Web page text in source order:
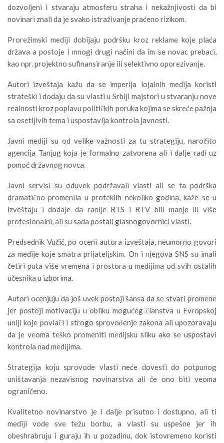
dozvoljeni i stvaraju atmosferu straha i nekažnjivosti da bi
novinari znali da je svako istraživanje praćeno rizikom.
Prorežimski mediji dobijaju podršku kroz reklame koje plaća
država a postoje i mnogi drugi načini da im se novac prebaci,
kao npr. projektno sufinansiranje ili selektivno oporezivanje.
Autori izveštaja kažu da se imperija lojalnih medija koristi
strateški i dodaju da su vlasti u Srbiji majstori u stvaranju nove
realnosti kroz poplavu političkih poruka kojima se skreće pažnja
sa osetljivih tema i uspostavlja kontrola javnosti.
Javni mediji su od velike važnosti za tu strategiju, naročito
agencija Tanjug koja je formalno zatvorena ali i dalje radi uz
pomoć državnog novca.
Javni servisi su oduvek podržavali vlasti ali se ta podrška
dramatično promenila u proteklih nekoliko godina, kaže se u
izveštaju i dodaje da ranije RTS i RTV bili manje ili više
profesionalni, ali su sada postali glasnogovornici vlasti.
Predsednik Vučić, po oceni autora izveštaja, neumorno govori
za medije koje smatra prijateljskim. On i njegova SNS su imali
četiri puta više vremena i prostora u medijima od svih ostalih
učesnika u izborima.
Autori ocenjuju da još uvek postoji šansa da se stvari promene
jer postoji motivaciju u obliku mogućeg članstva u Evropskoj
uniji koje povlači i strogo sprovođenje zakona ali upozoravaju
da je veoma teško promeniti medijsku sliku ako se uspostavi
kontrola nad medijima.
Strategija koju sprovode vlasti neće dovesti do potpunog
uništavanja nezavisnog novinarstva ali će ono biti veoma
ograničeno.
Kvalitetno novinarstvo je i dalje prisutno i dostupno, ali ti
mediji vode sve težu borbu, a vlasti su uspešne jer ih
obeshrabruju i guraju ih u pozadinu, dok istovremeno koristi